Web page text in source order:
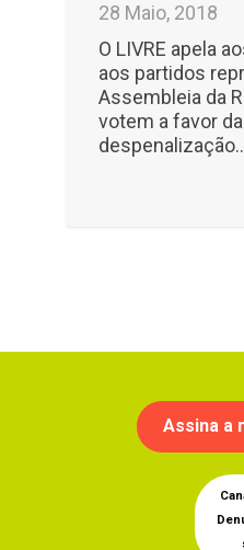
28 Maio, 2018
O LIVRE apela
aos partidos
Assembleia da
votem a favor da
Assina a